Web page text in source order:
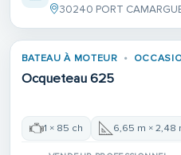
30240 PORT
BATEAU À MOTEUR
Ocqueteau 625
1 × 85 ch 6,65 m × 2,48